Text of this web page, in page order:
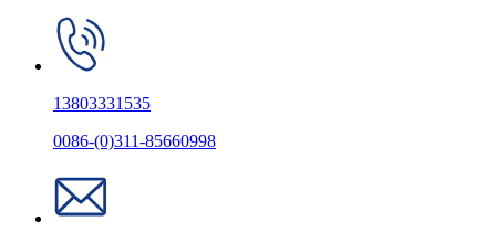
13803331535
0086-(0)311-85660998